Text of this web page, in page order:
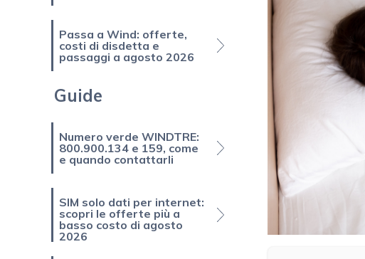
Passa a Wind: offerte,
costi di disdetta e
passaggi a agosto 2026
Guide
Numero verde WINDTRE:
800.900.134 e 159, come
e quando contattarli
SIM solo dati per internet:
scopri le offerte più a
basso costo di agosto
2026